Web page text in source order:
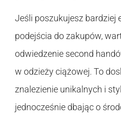
Jeśli poszukujesz bardziej
podejścia do zakupów,
odwiedzenie second
w odzieży ciążowej. To
znalezienie unikalnych i
jednocześnie dbając o